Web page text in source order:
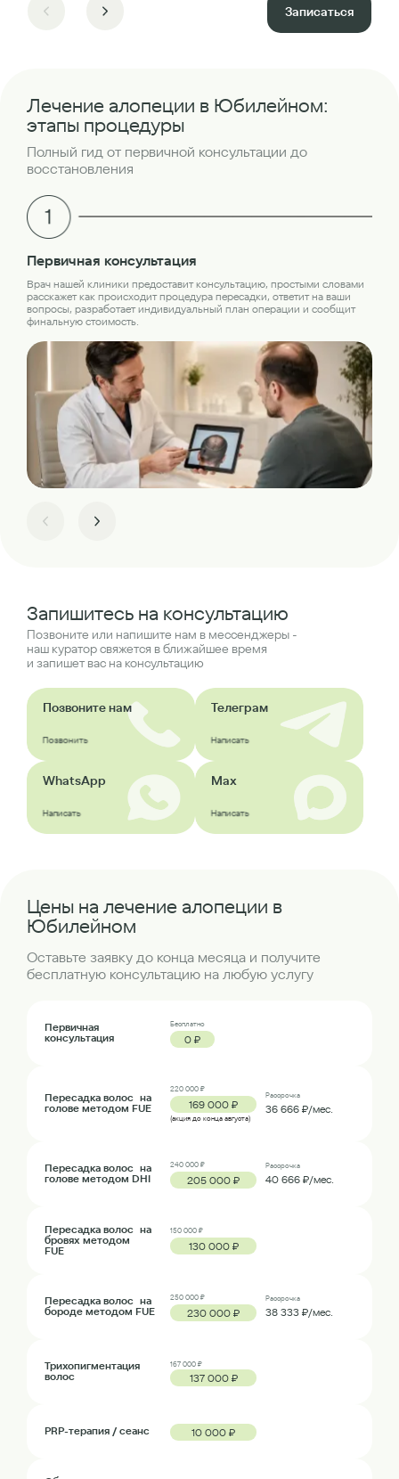
Записаться
Лечение алопеции в Юбилейном:
этапы процедуры
Полный гид от первичной консультации до
восстановления
Первичная консультация
Врач нашей клиники предоставит консультацию, простыми словами
расскажет как происходит процедура пересадки, ответит на ваши
вопросы, разработает индивидуальный план операции и сообщит
финальную стоимость.
Запишитесь на консультацию
Позвоните или напишите нам в мессенджеры -
наш куратор свяжется в ближайшее время
и запишет вас на консультацию
Позвоните нам
Позвонить
Телеграм
Написать
WhatsApp
Написать
Max
Написать
Цены на лечение алопеции в
Юбилейном
Оставьте заявку до конца месяца и получите
бесплатную консультацию на любую услугу
Первичная
консультация
Бесплатно
0 ₽
Пересадка волос на
голове методом FUE
220 000 ₽
169 000 ₽
(акция до конца августа)
Рассрочка
36 666 ₽/мес.
Пересадка волос на
голове методом DHI
240 000 ₽
205 000 ₽
Рассрочка
40 666 ₽/мес.
Пересадка волос на
бровях методом
FUE
150 000 ₽
130 000 ₽
Пересадка волос на
бороде методом FUE
250 000 ₽
230 000 ₽
Рассрочка
38 333 ₽/мес.
Трихопигментация
волос
167 000 ₽
137 000 ₽
PRP-терапия / сеанс 10 000 ₽